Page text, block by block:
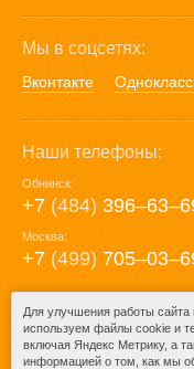
Мы в соцсетях:
Вконтакте
Наши телефоны:
Обнинск:
+7 (484)
Москва:
+7 (499)
E-mail:
mail@posuda40.ru
Для улучшения работы
используем файлы cookie и
включая Яндекс Метрику, а
информацией о том, как мы